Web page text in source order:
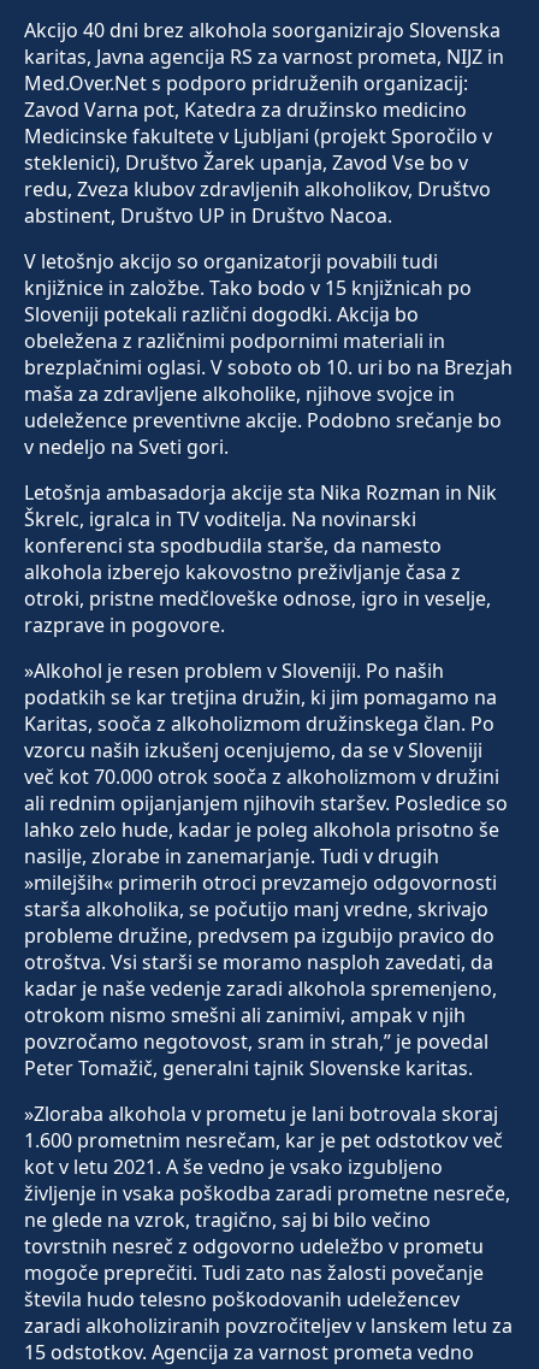
Akcijo 40 dni brez alkohola soorganizirajo Slovenska
karitas, Javna agencija RS za varnost prometa, NIJZ in
Med.Over.Net s podporo pridruženih organizacij:
Zavod Varna pot, Katedra za družinsko medicino
Medicinske fakultete v Ljubljani (projekt Sporočilo v
steklenici), Društvo Žarek upanja, Zavod Vse bo v
redu, Zveza klubov zdravljenih alkoholikov, Društvo
abstinent, Društvo UP in Društvo Nacoa.
V letošnjo akcijo so organizatorji povabili tudi
knjižnice in založbe. Tako bodo v 15 knjižnicah po
Sloveniji potekali različni dogodki. Akcija bo
obeležena z različnimi podpornimi materiali in
brezplačnimi oglasi. V soboto ob 10. uri bo na Brezjah
maša za zdravljene alkoholike, njihove svojce in
udeležence preventivne akcije. Podobno srečanje bo
v nedeljo na Sveti gori.
Letošnja ambasadorja akcije sta Nika Rozman in Nik
Škrelc, igralca in TV voditelja. Na novinarski
konferenci sta spodbudila starše, da namesto
alkohola izberejo kakovostno preživljanje časa z
otroki, pristne medčloveške odnose, igro in veselje,
razprave in pogovore.
»Alkohol je resen problem v Sloveniji. Po naših
podatkih se kar tretjina družin, ki jim pomagamo na
Karitas, sooča z alkoholizmom družinskega član. Po
vzorcu naših izkušenj ocenjujemo, da se v Sloveniji
več kot 70.000 otrok sooča z alkoholizmom v družini
ali rednim opijanjanjem njihovih staršev. Posledice so
lahko zelo hude, kadar je poleg alkohola prisotno še
nasilje, zlorabe in zanemarjanje. Tudi v drugih
»milejših« primerih otroci prevzamejo odgovornosti
starša alkoholika, se počutijo manj vredne, skrivajo
probleme družine, predvsem pa izgubijo pravico do
otroštva. Vsi starši se moramo nasploh zavedati, da
kadar je naše vedenje zaradi alkohola spremenjeno,
otrokom nismo smešni ali zanimivi, ampak v njih
povzročamo negotovost, sram in strah,” je povedal
Peter Tomažič, generalni tajnik Slovenske karitas.
»Zloraba alkohola v prometu je lani botrovala skoraj
1.600 prometnim nesrečam, kar je pet odstotkov več
kot v letu 2021. A še vedno je vsako izgubljeno
življenje in vsaka poškodba zaradi prometne nesreče,
ne glede na vzrok, tragično, saj bi bilo večino
tovrstnih nesreč z odgovorno udeležbo v prometu
mogoče preprečiti. Tudi zato nas žalosti povečanje
števila hudo telesno poškodovanih udeležencev
zaradi alkoholiziranih povzročiteljev v lanskem letu za
15 odstotkov. Agencija za varnost prometa vedno